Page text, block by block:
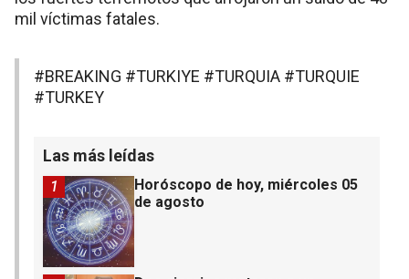
mil víctimas fatales.
#BREAKING #TURKIYE #TURQUIA #TURQUIE
#TURKEY
Las más leídas
Horóscopo de hoy, miércoles 05
de agosto
1